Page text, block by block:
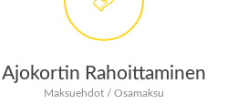
Ajokortin Rahoittaminen
Maksuehdot / Osamaksu